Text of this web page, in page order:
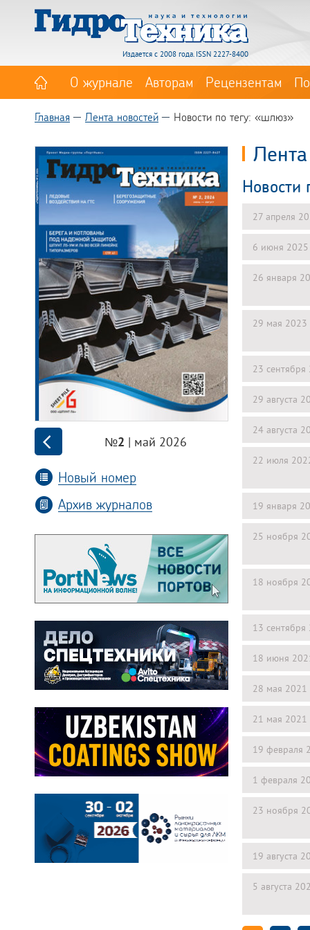
Издается с 2008 года. ISSN 2227-8400
О журнале Авторам Рецензентам
Главная Лента новостей Новости по тегу: «шлюз»
№2 | май 2026
Новый номер
Архив журналов
Новости
27 апреля
6 июня 2025
26 января
29 мая 2023
23 сентября
29 августа
24 августа
22 июля
19 января
25 ноября
18 ноября
13 сентября
18 июня
28 мая 2021
21 мая 2021
19 февраля
1 февраля
23 ноября
19 августа
5 августа